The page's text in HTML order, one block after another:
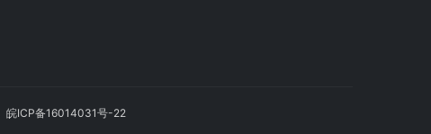
皖ICP备16014031号-22